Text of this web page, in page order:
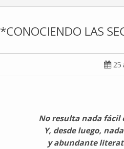
*CONOCIENDO LAS
 25
No resulta nada fácil
Y, desde luego,
y abundante